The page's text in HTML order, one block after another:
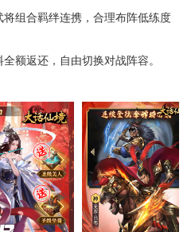
组合羁绊连携，合理布阵低练度
返还，自由切换对战阵容。